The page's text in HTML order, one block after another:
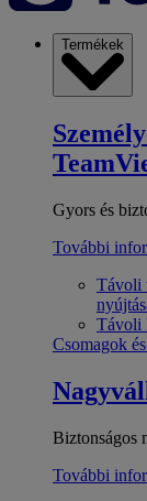
Termékek
Gyors és
További
Távoli
Távoli
Csomagok
Biztonságos
További